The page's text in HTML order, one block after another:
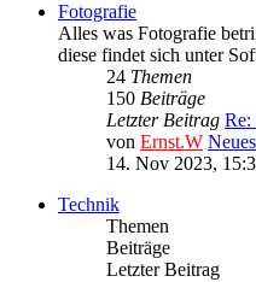
Fotografie
Alles was Fotografie
diese findet sich unter
24 Themen
150 Beiträge
Letzter Beitrag
von Ernst.W
14. Nov 2023,
Technik
Themen
Beiträge
Letzter Beitrag